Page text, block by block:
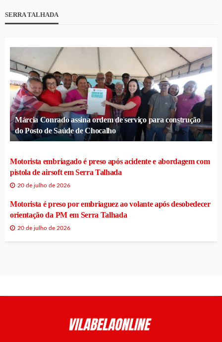
SERRA TALHADA
Márcia Conrado assina ordem de serviço para construção
do Posto de Saúde de Chocalho
Motorista embriagado é preso após acidente e abordagem com
pistola de airsoft em Serra Talhada
20 de julho de 2026
Motorista é preso por embriaguez ao volante após desobedecer
orientação da PM em Serra Talhada
20 de julho de 2026